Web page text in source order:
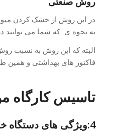
در این روش از خشک کردن
به نحوه ی که شما می
البته که این روش به نسبت
فاکتور های بهداشتی و همین
تاسیس کارگاه
4:ویژگی های دستگاه خشک کن